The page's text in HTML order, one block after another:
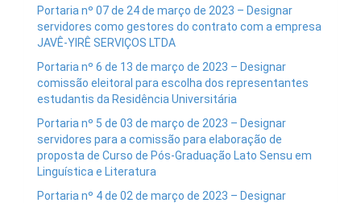
Portaria nº 07 de 24 de março de 2023 – Designar
servidores como gestores do contrato com a empresa
JAVÊ-YIRÊ SERVIÇOS LTDA
Portaria nº 6 de 13 de março de 2023 – Designar
comissão eleitoral para escolha dos representantes
estudantis da Residência Universitária
Portaria nº 5 de 03 de março de 2023 – Designar
servidores para a comissão para elaboração de
proposta de Curso de Pós-Graduação Lato Sensu em
Linguística e Literatura
Portaria nº 4 de 02 de março de 2023 – Designar